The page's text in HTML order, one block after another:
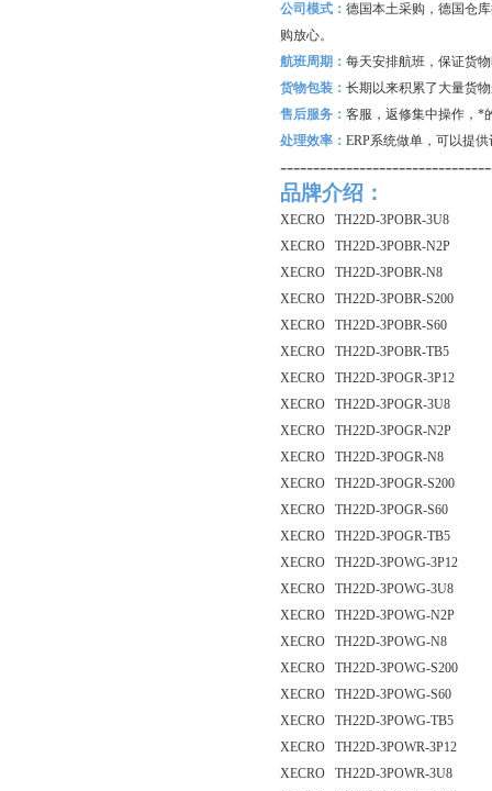
公司模式： 德国本土采购，德国仓
购放心。
航班周期： 每天安排航班，保证货
货物包装： 长期以来积累了大量货
售后服务： 客服，返修集中操作，*
处理效率： ERP系统做单，可以提
品牌介绍：
XECRO TH22D-3POBR-3U8
XECRO TH22D-3POBR-N2P
XECRO TH22D-3POBR-N8
XECRO TH22D-3POBR-S200
XECRO TH22D-3POBR-S60
XECRO TH22D-3POBR-TB5
XECRO TH22D-3POGR-3P12
XECRO TH22D-3POGR-3U8
XECRO TH22D-3POGR-N2P
XECRO TH22D-3POGR-N8
XECRO TH22D-3POGR-S200
XECRO TH22D-3POGR-S60
XECRO TH22D-3POGR-TB5
XECRO TH22D-3POWG-3P12
XECRO TH22D-3POWG-3U8
XECRO TH22D-3POWG-N2P
XECRO TH22D-3POWG-N8
XECRO TH22D-3POWG-S200
XECRO TH22D-3POWG-S60
XECRO TH22D-3POWG-TB5
XECRO TH22D-3POWR-3P12
XECRO TH22D-3POWR-3U8